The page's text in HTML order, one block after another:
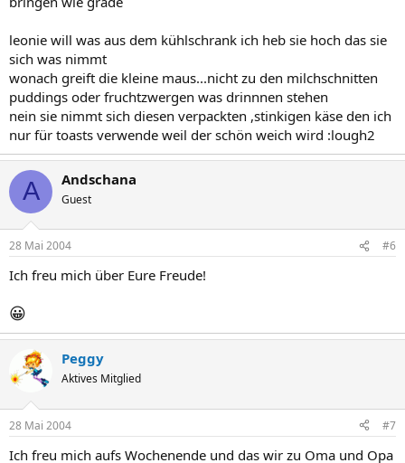
leonie will was aus dem kühlschrank ich heb sie hoch das sie
sich was nimmt
wonach greift die kleine maus...nicht zu den milchschnitten
puddings oder fruchtzwergen was drinnnen stehen
nein sie nimmt sich diesen verpackten ,stinkigen käse den ich
nur für toasts verwende weil der schön weich wird :lough2
A Andschana
Guest
28 Mai 2004 #6
Ich freu mich über Eure Freude!
😀
Peggy
Aktives Mitglied
28 Mai 2004 #7
Ich freu mich aufs Wochenende und das wir zu Oma und Opa